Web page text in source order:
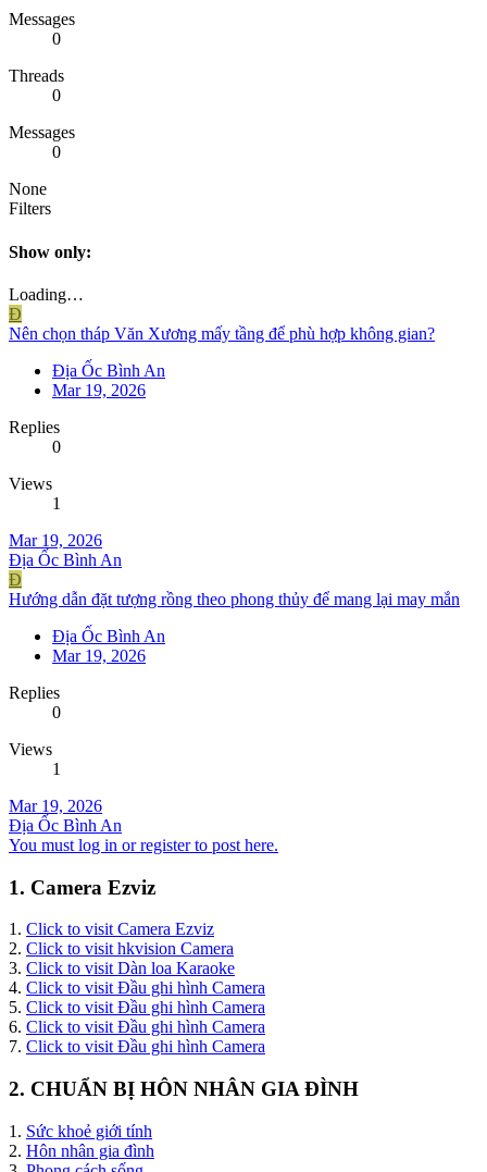
Messages
0
Threads
0
Messages
0
None
Filters
Show only:
Loading…
Đ
Nên chọn tháp Văn Xương mấy tầng để phù hợp không gian?
Địa Ốc Bình An
Mar 19, 2026
Replies
0
Views
1
Mar 19, 2026
Địa Ốc Bình An
Đ
Hướng dẫn đặt tượng rồng theo phong thủy để mang lại may mắn
Địa Ốc Bình An
Mar 19, 2026
Replies
0
Views
1
Mar 19, 2026
Địa Ốc Bình An
You must log in or register to post here.
1. Camera Ezviz
1. Click to visit Camera Ezviz
2. Click to visit hkvision Camera
3. Click to visit Dàn loa Karaoke
4. Click to visit Đầu ghi hình Camera
5. Click to visit Đầu ghi hình Camera
6. Click to visit Đầu ghi hình Camera
7. Click to visit Đầu ghi hình Camera
2. CHUẨN BỊ HÔN NHÂN GIA ĐÌNH
1. Sức khoẻ giới tính
2. Hôn nhân gia đình